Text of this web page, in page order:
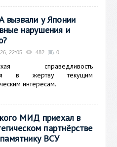
вызвали у Японии
нарушения и
22:05 482 0
справедливость
в жертву текущим
интересам.
МИД приехал в
партнёрстве
ВСУ